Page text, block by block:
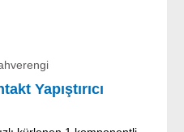
Yapıştırıcı